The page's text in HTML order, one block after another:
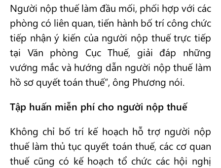
Người nộp thuế làm đầu mối, phối hợp với các
phòng có liên quan, tiến hành bố trí công chức
tiếp nhận ý kiến của người nộp thuế trực tiếp
tại Văn phòng Cục Thuế, giải đáp những
vướng mắc và hướng dẫn người nộp thuế làm
hồ sơ quyết toán thuế”, ông Phương nói.
Tập huấn miễn phí cho người nộp thuế
Không chỉ bố trí kế hoạch hỗ trợ người nộp
thuế làm thủ tục quyết toán thuế, các cơ quan
thuế cũng có kế hoạch tổ chức các hội nghị